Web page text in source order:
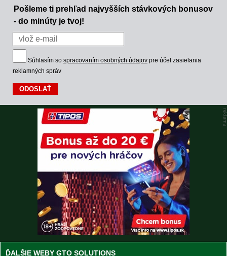
Pošleme ti prehľad najvyšších stávkových bonusov
- do minúty je tvoj!
Súhlasím so spracovaním osobných údajov pre účel zasielania
reklamných správ
ĎALŠIE WEBY GTO SOLUTIONS